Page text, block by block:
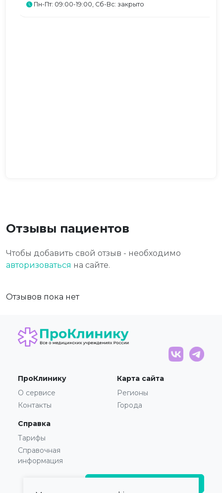
Пн-Пт: 09:00-19:00, Сб-Вс: закрыто
Отзывы пациентов
Чтобы добавить свой отзыв - необходимо
авторизоваться на сайте.
Отзывов пока нет
ПроКлинику
О сервисе
Контакты
Карта сайта
Регионы
Города
Справка
Тарифы
Справочная
информация